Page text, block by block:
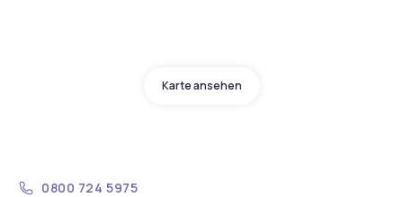
Karte ansehen
0800 724 5975